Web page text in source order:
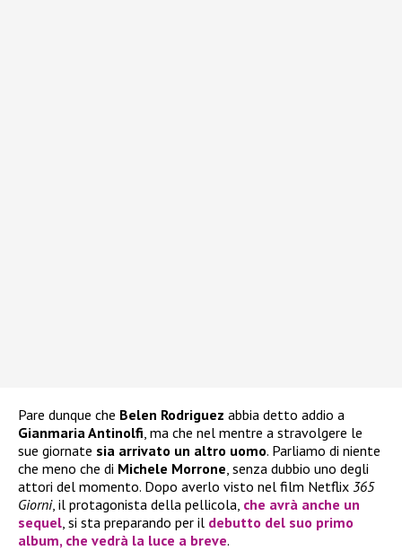
Pare dunque che Belen Rodriguez abbia detto addio a
Gianmaria Antinolfi, ma che nel mentre a stravolgere le
sue giornate sia arrivato un altro uomo. Parliamo di niente
che meno che di Michele Morrone, senza dubbio uno degli
attori del momento. Dopo averlo visto nel film Netflix 365
Giorni, il protagonista della pellicola, che avrà anche un
sequel, si sta preparando per il debutto del suo primo
album, che vedrà la luce a breve.